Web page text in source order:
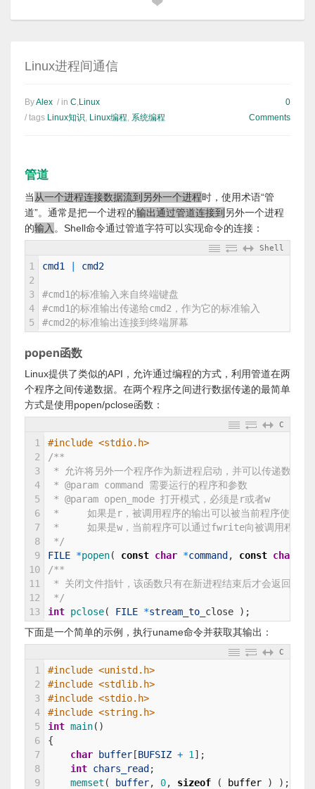
Linux进程间通信
ByAlex / in C,Linux
/ tags Linux知识, Linux编程, 系统编程
0
Comments
管道
当 从一个进程连接数据流到另外一个进程时，使用术语“管
道”。通常是把一个进程的输出通过管道连接到 另外一个进程
的输入 。Shell命令通过管道字符可以实现命令的连接：
Shell
1
2
3
4
5
cmd1 cmd2
#cmd1的标准输入来自终端键盘
#cmd1的标准输出传递给cmd2，作为它的标准输入
#cmd2的标准输出连接到终端屏幕
popen函数
Linux提供了类似的API，允许通过编程的方式，利用管道在两
个程序之间传递数据。在两个程序之间进行数据传递的最简单
方式是使用popen/pclose函数：
C
1
2
3
4
5
6
7
8
9
10
11
12
13
#include <stdio.h>
/**
* 允许将另外一个程序作为新进程启动，并可以传递数据或
* @param command 需要运行的程序和参数
* @param open_mode 打开模式，必须是r或者w
*     如果是r，被调用程序的输出可以被当前程序使用
*     如果是w，当前程序可以通过fwrite向被调用程序
*/
FILE *popen( const char *command , const char
/**
* 关闭文件指针，该函数只有在新进程结束后才会返回，否
*/
int pclose( FILE *stream_to close ) ;
下面是一个简单的示例，执行uname命令并获取其输出：
C
1
2
3
4
5
6
7
8
9
#include <unistd.h>
#include <stdlib.h>
#include <stdio.h>
#include <string.h>
int main( )
{
char
buffer [BUFSIZ + 1 ] ;
int chars_read ;
memset ( buffer, 0, sizeof ( buffer ) ) ;